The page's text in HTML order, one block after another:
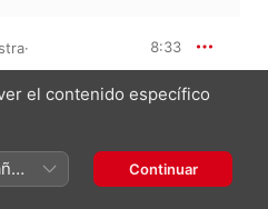
·
8:33
8:37
9:27
el contenido específico
Continuar